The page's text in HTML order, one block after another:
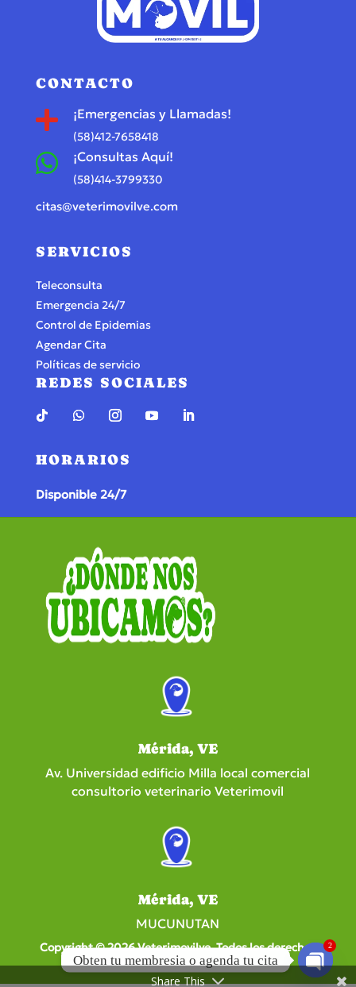
CONTACTO
 ¡Emergencias y Llamadas!
(58)412-7658418
 ¡Consultas Aquí!
(58)414-3799330
citas@veterimovilve.com
SERVICIOS
Teleconsulta
Emergencia 24/7
Control de Epidemias
Agendar Cita
Políticas de servicio
REDES SOCIALES
HORARIOS
Disponible 24/7
Mérida, VE
Av. Universidad edificio Milla local comercial
consultorio veterinario Veterimovil
Mérida, VE
MUCUNUTAN
Copyright © 2026 Veterimovilve. Todos los derechos
reservados.
Share This
Obten tu membresia o agenda tu cita
2